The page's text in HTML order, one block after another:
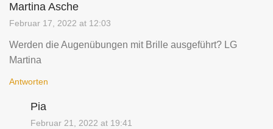
Martina Asche
Februar 17, 2022 at 12:03
Werden die Augenübungen mit Brille ausgeführt? LG
Martina
Antworten
Pia
Februar 21, 2022 at 19:41